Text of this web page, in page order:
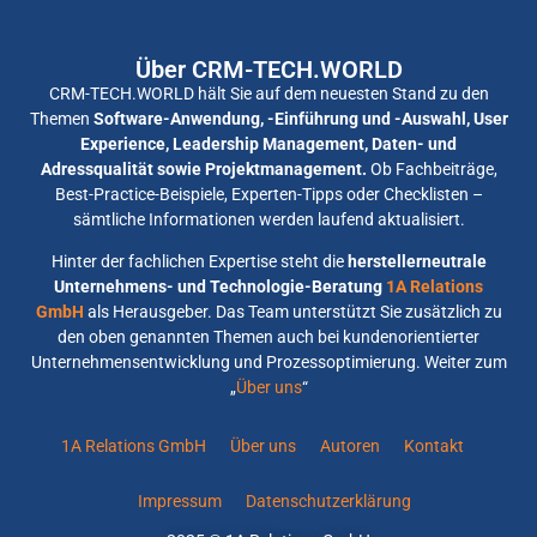
Über CRM-TECH.WORLD
CRM-TECH.WORLD hält Sie auf dem neuesten Stand zu den
Themen Software-Anwendung, -Einführung und -Auswahl, User
Experience, Leadership Management, Daten- und
Adressqualität sowie Projektmanagement. Ob Fachbeiträge,
Best-Practice-Beispiele, Experten-Tipps oder Checklisten –
sämtliche Informationen werden laufend aktualisiert.
Hinter der fachlichen Expertise steht die herstellerneutrale
Unternehmens- und Technologie-Beratung 1A Relations
GmbH als Herausgeber. Das Team unterstützt Sie zusätzlich zu
den oben genannten Themen auch bei kundenorientierter
Unternehmensentwicklung und Prozessoptimierung. Weiter zum
„Über uns“
1A Relations GmbH Über uns Autoren Kontakt
Impressum Datenschutzerklärung